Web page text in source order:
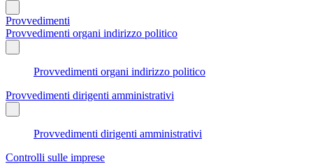
Provvedimenti
Provvedimenti organi indirizzo politico
Provvedimenti organi indirizzo politico
Provvedimenti dirigenti amministrativi
Provvedimenti dirigenti amministrativi
Controlli sulle imprese